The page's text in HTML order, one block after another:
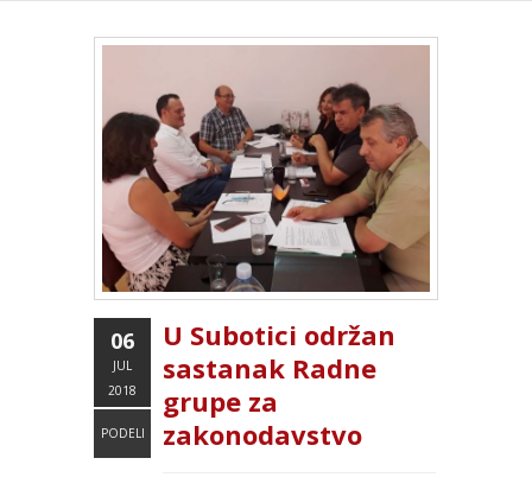
06
JUL
2018
PODELI
U Subotici održan
sastanak Radne
grupe za
zakonodavstvo